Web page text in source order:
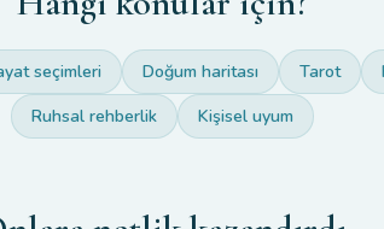
seçimleri Doğum haritası Tarot
Ruhsal rehberlik
Kişisel uyum